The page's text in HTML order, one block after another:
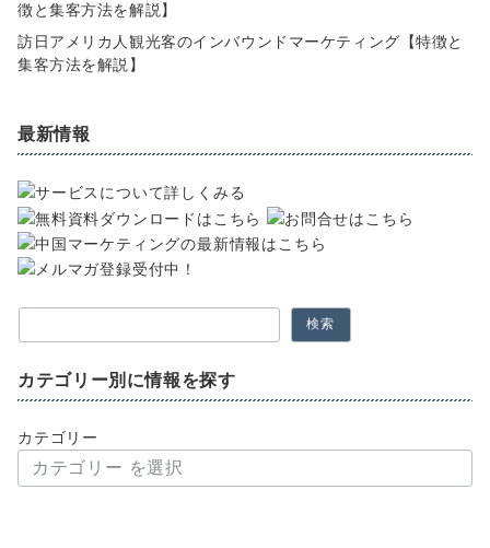
徴と集客方法を解説】
訪日アメリカ人観光客のインバウンドマーケティング【特徴と
集客方法を解説】
最新情報
検索
カテゴリー別に情報を探す
カテゴリー